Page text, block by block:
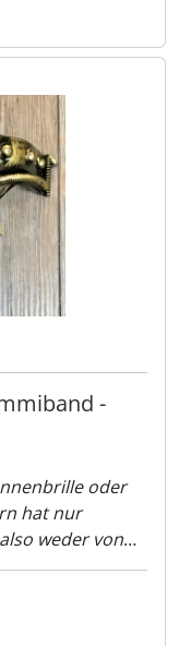
-
oder
hat nur
weder von
Flamme!!